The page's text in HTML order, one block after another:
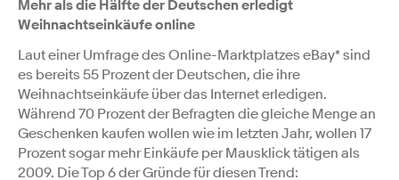
Mehr als die Hälfte der Deutschen erledigt
Weihnachtseinkäufe online
Laut einer Umfrage des Online-Marktplatzes eBay* sind
es bereits 55 Prozent der Deutschen, die ihre
Weihnachtseinkäufe über das Internet erledigen.
Während 70 Prozent der Befragten die gleiche Menge an
Geschenken kaufen wollen wie im letzten Jahr, wollen 17
Prozent sogar mehr Einkäufe per Mausklick tätigen als
2009. Die Top 6 der Gründe für diesen Trend: